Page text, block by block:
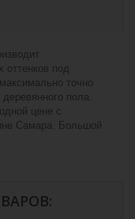
оттенков под
точно
пола.
цене с
Самара. Большой